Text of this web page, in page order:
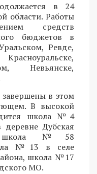
в 24
области. Работы
средств
бюджетов в
Ревде,
Невьянске,
в этом
В высокой
школа №4
Дубская
школа №58
№13 в селе
школа №17
МО.